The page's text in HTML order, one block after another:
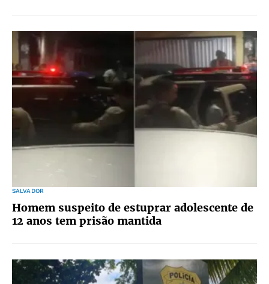
SALVADOR
Homem suspeito de estuprar adolescente de
12 anos tem prisão mantida